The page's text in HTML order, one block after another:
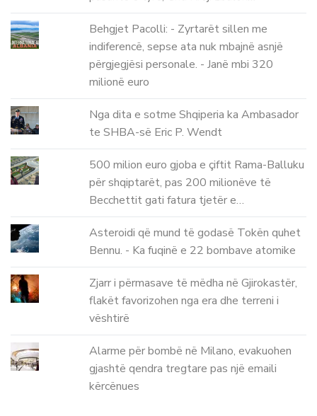
Behgjet Pacolli: - Zyrtarët sillen me
indiferencë, sepse ata nuk mbajnë asnjë
përgjegjësi personale. - Janë mbi 320
milionë euro
Nga dita e sotme Shqiperia ka Ambasador
te SHBA-së Eric P. Wendt
500 milion euro gjoba e çiftit Rama-Balluku
për shqiptarët, pas 200 milionëve të
Becchettit gati fatura tjetër e…
Asteroidi që mund të godasë Tokën quhet
Bennu. - Ka fuqinë e 22 bombave atomike
Zjarr i përmasave të mëdha në Gjirokastër,
flakët favorizohen nga era dhe terreni i
vështirë
Alarme për bombë në Milano, evakuohen
gjashtë qendra tregtare pas një emaili
kërcënues